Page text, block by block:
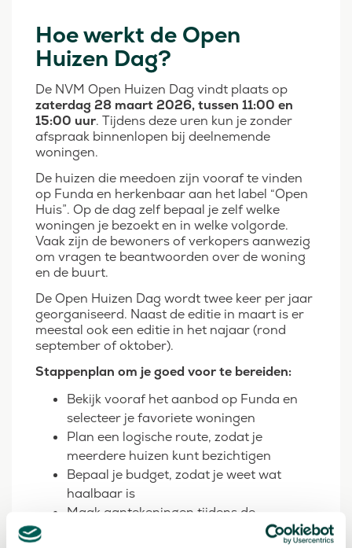
Hoe werkt de Open
Huizen Dag?
De NVM Open Huizen Dag vindt plaats op
zaterdag 28 maart 2026, tussen 11:00 en
15:00 uur. Tijdens deze uren kun je zonder
afspraak binnenlopen bij deelnemende
woningen.
De huizen die meedoen zijn vooraf te vinden
op Funda en herkenbaar aan het label “Open
Huis”. Op de dag zelf bepaal je zelf welke
woningen je bezoekt en in welke volgorde.
Vaak zijn de bewoners of verkopers aanwezig
om vragen te beantwoorden over de woning
en de buurt.
De Open Huizen Dag wordt twee keer per jaar
georganiseerd. Naast de editie in maart is er
meestal ook een editie in het najaar (rond
september of oktober).
Stappenplan om je goed voor te bereiden:
Bekijk vooraf het aanbod op Funda en
selecteer je favoriete woningen
Plan een logische route, zodat je
meerdere huizen kunt bezichtigen
Bepaal je budget, zodat je weet wat
haalbaar is
Maak aantekeningen tijdens de